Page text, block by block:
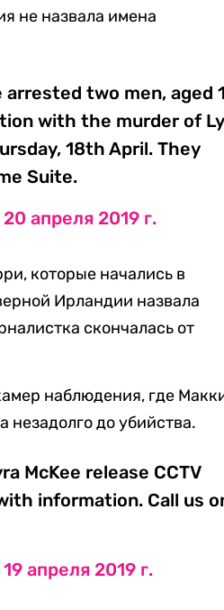
не назвала имена
two men, aged
with the murder of
18th April. They
Suite.
20 апреля 2019 г.
которые начались в
Ирландии назвала
скончалась от
наблюдения, где
незадолго до убийства.
McKee release CCTV
information. Call us
19 апреля 2019 г.